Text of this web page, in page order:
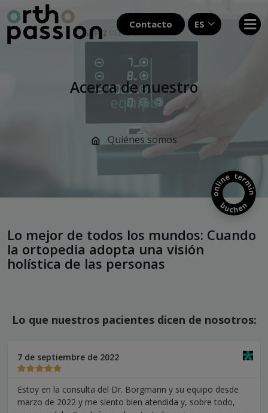
Contacto ES
Acerca de nuestro
equipo
/Quiénes somos
Lo mejor de todos los mundos: Cuando
la ortopedia adopta una visión
holística de las personas
Lo que nuestros pacientes dicen de nosotros:
7 de septiembre de 2022
Estoy en la consulta del Dr. Borgmann y su equipo desde
marzo de 2022 y me siento bien atendida y, sobre todo,